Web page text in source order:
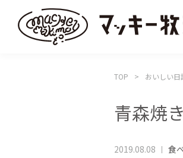
TOP おいしい日
青森焼
2019.08.08 食